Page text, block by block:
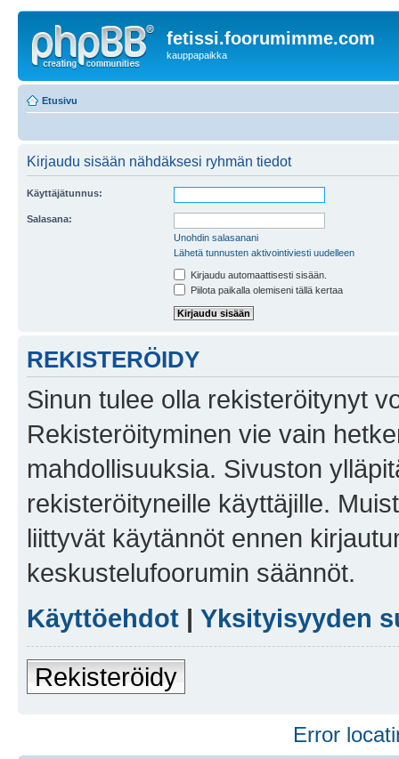
fetissi.foorumimme.com
kauppapaikka
Etusivu
Kirjaudu sisään nähdäksesi ryhmän tiedot
Käyttäjätunnus:
Salasana:
Unohdin salasanani
Lähetä tunnusten aktivointiviesti uudelleen
Kirjaudu automaattisesti sisään.
Piilota paikalla olemiseni tällä kertaa
REKISTERÖIDY
Sinun tulee olla rekisteröitynyt
Rekisteröityminen vie vain
mahdollisuuksia. Sivuston
rekisteröityneille käyttäjille.
liittyvät käytännöt ennen
keskustelufoorumin säännöt.
Käyttöehdot | Yksityisyyden
Rekisteröidy
Error